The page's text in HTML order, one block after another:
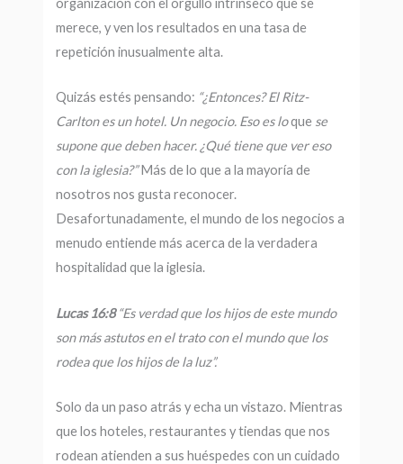
organización con el orgullo intrínseco que se
merece, y ven los resultados en una tasa de
repetición inusualmente alta.
Quizás estés pensando: “¿Entonces? El Ritz-
Carlton es un hotel. Un negocio. Eso es loque se
supone que deben hacer. ¿Qué tiene que ver eso
con la iglesia?”Más de lo que a la mayoría de
nosotros nos gusta reconocer.
Desafortunadamente, el mundo de los negocios a
menudo entiende más acerca de la verdadera
hospitalidad que la iglesia.
Lucas 16:8“Es verdad que los hijos deeste mundo
son más astutos en el trato con el mundo que los
rodea que los hijos de la luz”.
Solo da un paso atrás y echa un vistazo. Mientras
que los hoteles, restaurantes y tiendas que nos
rodean atienden a sus huéspedes con un cuidado